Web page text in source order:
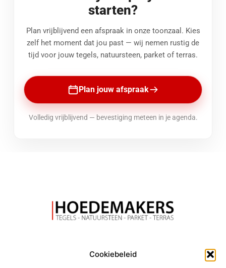
Cookiebeleid
starten?
Plan vrijblijvend een afspraak in onze toonzaal. Kies
zelf het moment dat jou past — wij nemen rustig de
tijd voor jouw tegels, natuursteen, parket of terras.
Plan jouw afspraak
Volledig vrijblijvend — bevestiging meteen in je agenda.